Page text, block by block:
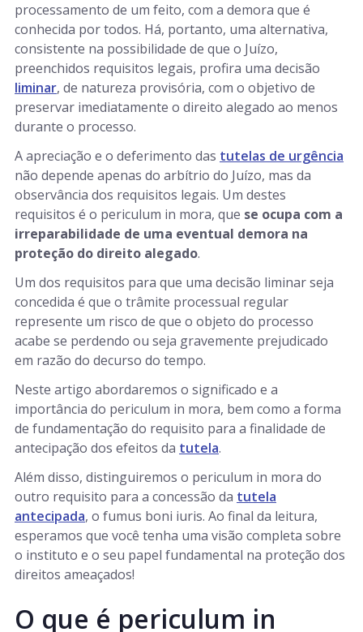
processamento de um feito, com a demora que é
conhecida por todos. Há, portanto, uma alternativa,
consistente na possibilidade de que o Juízo,
preenchidos requisitos legais, profira uma decisão
liminar, de natureza provisória, com o objetivo de
preservar imediatamente o direito alegado ao menos
durante o processo.
A apreciação e o deferimento das tutelas de urgência
não depende apenas do arbítrio do Juízo, mas da
observância dos requisitos legais. Um destes
requisitos é o periculum in mora, que se ocupa com a
irreparabilidade de uma eventual demora na
proteção do direito alegado.
Um dos requisitos para que uma decisão liminar seja
concedida é que o trâmite processual regular
represente um risco de que o objeto do processo
acabe se perdendo ou seja gravemente prejudicado
em razão do decurso do tempo.
Neste artigo abordaremos o significado e a
importância do periculum in mora, bem como a forma
de fundamentação do requisito para a finalidade de
antecipação dos efeitos da tutela.
Além disso, distinguiremos o periculum in mora do
outro requisito para a concessão da tutela
antecipada, o fumus boni iuris. Ao final da leitura,
esperamos que você tenha uma visão completa sobre
o instituto e o seu papel fundamental na proteção dos
direitos ameaçados!
O que é periculum in